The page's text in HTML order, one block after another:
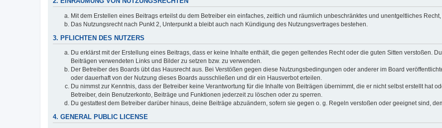
Mit dem Erstellen eines Beitrags erteilst du dem Betreiber ein einfaches, zeitlich und räumlich unbeschränktes und unentgeltliches
Das Nutzungsrecht nach Punkt 2, Unterpunkt a bleibt auch nach Kündigung des Nutzungsvertrages bestehen.
3. PFLICHTEN DES NUTZERS
Du erklärst mit der Erstellung eines Beitrags, dass er keine Inhalte enthält, die gegen geltendes Recht oder die guten Sitten verstoßen.
Beiträgen verwendeten Links und Bilder zu setzen bzw. zu verwenden.
Der Betreiber des Boards übt das Hausrecht aus. Bei Verstößen gegen diese Nutzungsbedingungen oder anderer im Board
oder dauerhaft von der Nutzung dieses Boards ausschließen und dir ein Hausverbot erteilen.
Du nimmst zur Kenntnis, dass der Betreiber keine Verantwortung für die Inhalte von Beiträgen übernimmt, die er nicht selbst erstellt hat
Betreiber, dein Benutzerkonto, Beiträge und Funktionen jederzeit zu löschen oder zu sperren.
Du gestattest dem Betreiber darüber hinaus, deine Beiträge abzuändern, sofern sie gegen o. g. Regeln verstoßen oder geeignet sind,
4. GENERAL PUBLIC LICENSE